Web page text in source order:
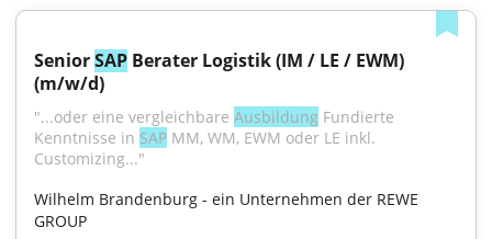
Senior SAP Berater Logistik (IM / LE / EWM)
(m/w/d)
"...oder eine vergleichbare Ausbildung Fundierte
Kenntnisse in SAP MM, WM, EWM oder LE inkl.
Customizing..."
Wilhelm Brandenburg - ein Unternehmen der REWE
GROUP